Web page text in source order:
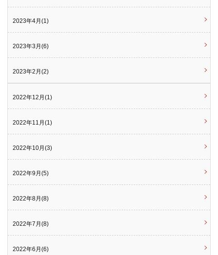
2023年4月(1)
2023年3月(6)
2023年2月(2)
2022年12月(1)
2022年11月(1)
2022年10月(3)
2022年9月(5)
2022年8月(8)
2022年7月(8)
2022年6月(6)